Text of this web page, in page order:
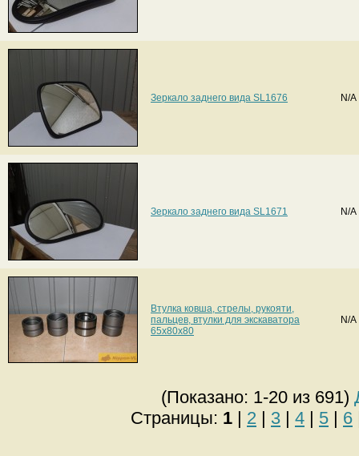
Зеркало заднего вида SL1676 N/A
Зеркало заднего вида SL1671 N/A
Втулка ковша, стрелы, рукояти,
пальцев, втулки для экскаватора
65х80х80
N/A
(Показано: 1-20 из 691)
Страницы: 1 | 2 | 3 | 4 | 5 | 6